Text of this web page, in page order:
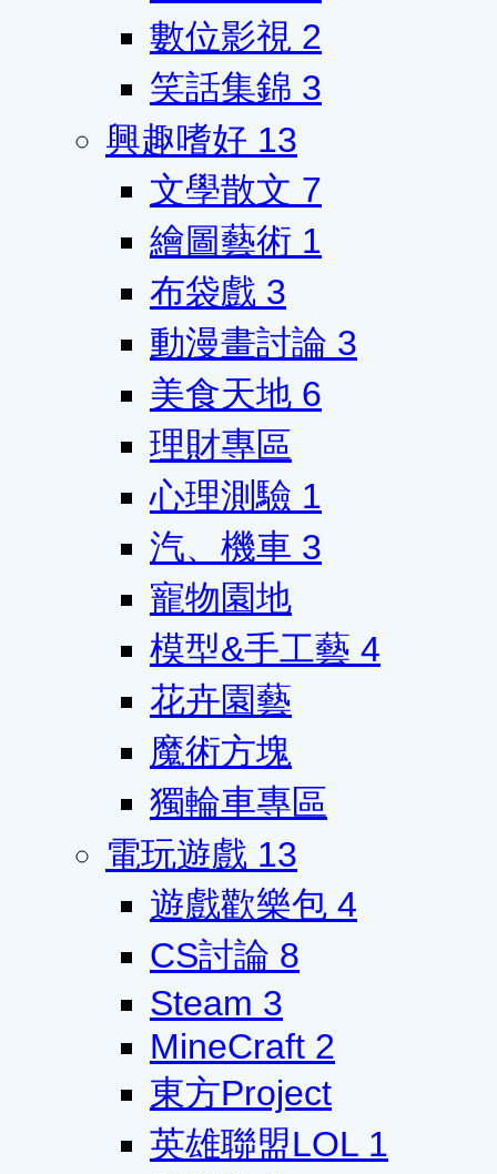
數位影視 2
笑話集錦 3
興趣嗜好 13
文學散文 7
繪圖藝術 1
布袋戲 3
動漫畫討論 3
美食天地 6
理財專區
心理測驗 1
汽、機車 3
寵物園地
模型&手工藝 4
花卉園藝
魔術方塊
獨輪車專區
電玩遊戲 13
遊戲歡樂包 4
CS討論 8
Steam 3
MineCraft 2
東方Project
英雄聯盟LOL 1